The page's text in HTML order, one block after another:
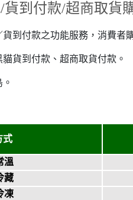
到付款/超商取貨
到付款之功能服務，消費者
貨到付款、超商取貨付款。
式
溫
藏
凍